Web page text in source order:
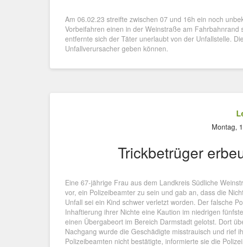
Am 06.02.23 streifte zwischen 07 und 16h ein noch
Vorbeifahren einen in der Weinstraße am
entfernte sich der Täter unerlaubt von der Unfallstelle.
Unfallverursacher geben können.
Montag,
Trickbetrüger
Eine 67-jährige Frau aus dem Landkreis Südliche
vor, ein Polizeibeamter zu sein und gab an, dass die
Unfall sei ein Kind schwer verletzt worden. Der falsche
Inhaftierung ihrer Nichte eine Kaution im niedrigen
einen Übergabeort im Bereich Darmstadt gelotst. Dort
Nachgang wurde die Geschädigte misstrauisch und rief
Polizeibeamten nicht bestätigte, informierte sie die